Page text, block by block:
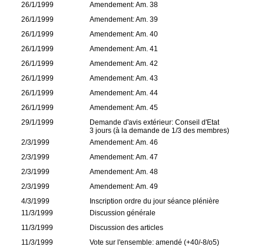
26/1/1999
Amendement: Am. 38
26/1/1999
Amendement: Am. 39
26/1/1999
Amendement: Am. 40
26/1/1999
Amendement: Am. 41
26/1/1999
Amendement: Am. 42
26/1/1999
Amendement: Am. 43
26/1/1999
Amendement: Am. 44
26/1/1999
Amendement: Am. 45
29/1/1999
Demande d'avis extérieur: Conseil d'Etat
3 jours (à la demande de 1/3 des membres)
2/3/1999
Amendement: Am. 46
2/3/1999
Amendement: Am. 47
2/3/1999
Amendement: Am. 48
2/3/1999
Amendement: Am. 49
4/3/1999
Inscription ordre du jour séance plénière
11/3/1999
Discussion générale
11/3/1999
Discussion des articles
11/3/1999
Vote sur l'ensemble: amendé (+40/-8/o5)